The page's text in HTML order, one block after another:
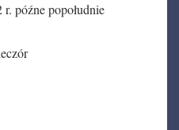
późne popołudnie